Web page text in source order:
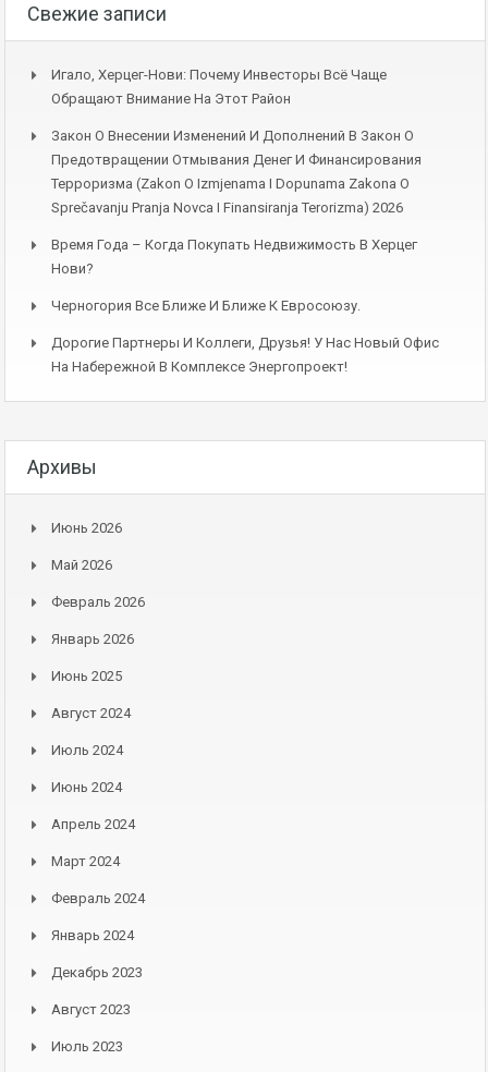
Свежие записи
Игало, Херцег-Нови: Почему Инвесторы Всё Чаще
Обращают Внимание На Этот Район
Закон О Внесении Изменений И Дополнений В Закон О
Предотвращении Отмывания Денег И Финансирования
Терроризма (Zakon O Izmjenama I Dopunama Zakona O
Sprečavanju Pranja Novca I Finansiranja Terorizma) 2026
Время Года – Когда Покупать Недвижимость В Херцег
Нови?
Черногория Все Ближе И Ближе К Евросоюзу.
Дорогие Партнеры И Коллеги, Друзья! У Нас Новый Офис
На Набережной В Комплексе Энергопроект!
Архивы
Июнь 2026
Май 2026
Февраль 2026
Январь 2026
Июнь 2025
Август 2024
Июль 2024
Июнь 2024
Апрель 2024
Март 2024
Февраль 2024
Январь 2024
Декабрь 2023
Август 2023
Июль 2023